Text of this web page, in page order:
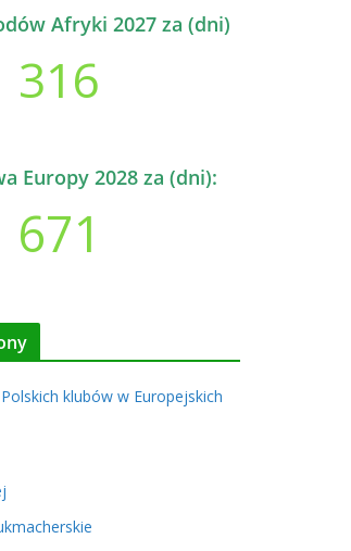
Afryki 2027 za (dni)
316
Europy 2028 za (dni):
671
klubów w Europejskich